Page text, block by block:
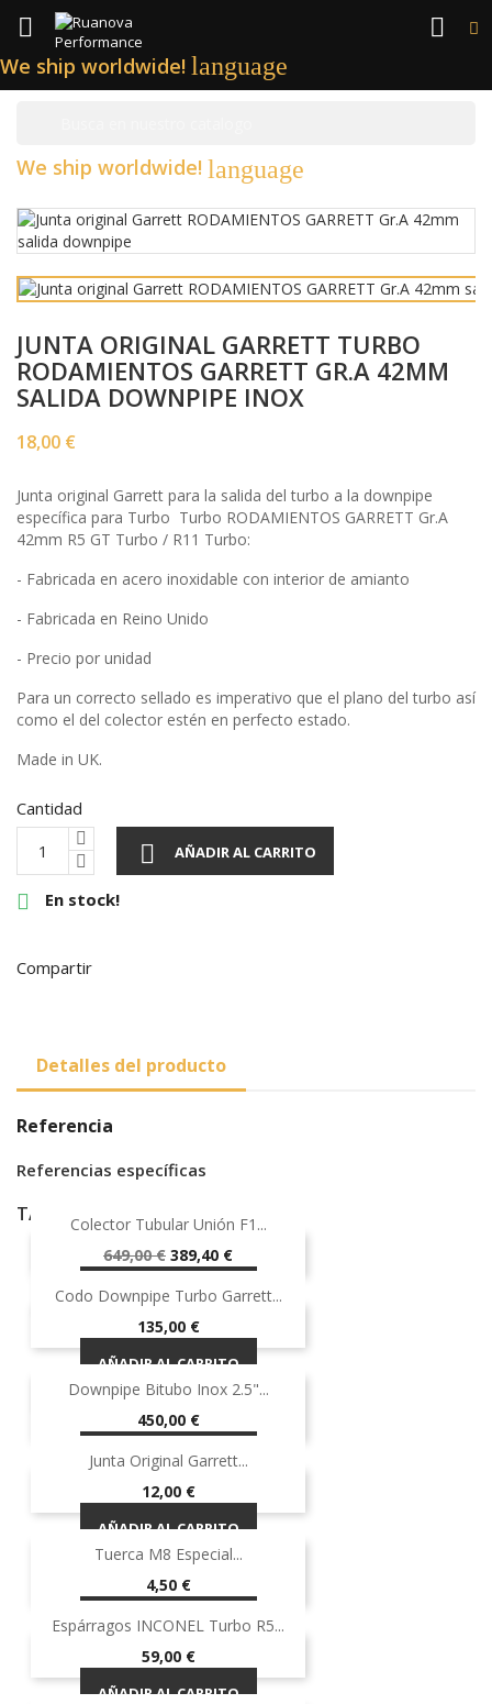
 
We ship worldwide! language
We ship worldwide! language
JUNTA ORIGINAL GARRETT TURBO
RODAMIENTOS GARRETT GR.A 42MM
SALIDA DOWNPIPE INOX
18,00 €
Junta original Garrett para la salida del turbo a la downpipe
específica para Turbo Turbo RODAMIENTOS GARRETT Gr.A
42mm R5 GT Turbo / R11 Turbo:
- Fabricada en acero inoxidable con interior de amianto
- Fabricada en Reino Unido
- Precio por unidad
Para un correcto sellado es imperativo que el plano del turbo así
como el del colector estén en perfecto estado.
Made in UK.
Cantidad
 AÑADIR AL CARRITO
 En stock!
Compartir
Detalles del producto
Referencia
Referencias específicas
TAMBIÉN PODRÍA INTERESARLE
¡EN OFERTA!
-40%
Colector Tubular Unión F1...
Precio
base
649,00 € Precio
389,40 €
AÑADIR AL CARRITO
Codo Downpipe Turbo Garrett...
Precio
135,00 €
AÑADIR AL CARRITO
¡EN OFERTA!
Downpipe Bitubo Inox 2.5"...
Precio
450,00 €
AÑADIR AL CARRITO
Junta Original Garrett...
Precio
12,00 €
AÑADIR AL CARRITO
Tuerca M8 Especial...
Precio
4,50 €
AÑADIR AL CARRITO
Espárragos INCONEL Turbo R5...
Precio
59,00 €
AÑADIR AL CARRITO